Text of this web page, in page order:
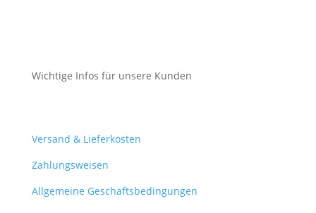
Wichtige Infos für unsere Kunden
Versand & Lieferkosten
Zahlungsweisen
Allgemeine Geschäftsbedingungen